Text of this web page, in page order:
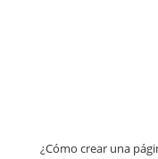
¿Cómo crear una